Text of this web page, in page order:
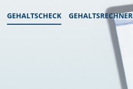
GEHALTSCHECK GEHALTSRECHNER